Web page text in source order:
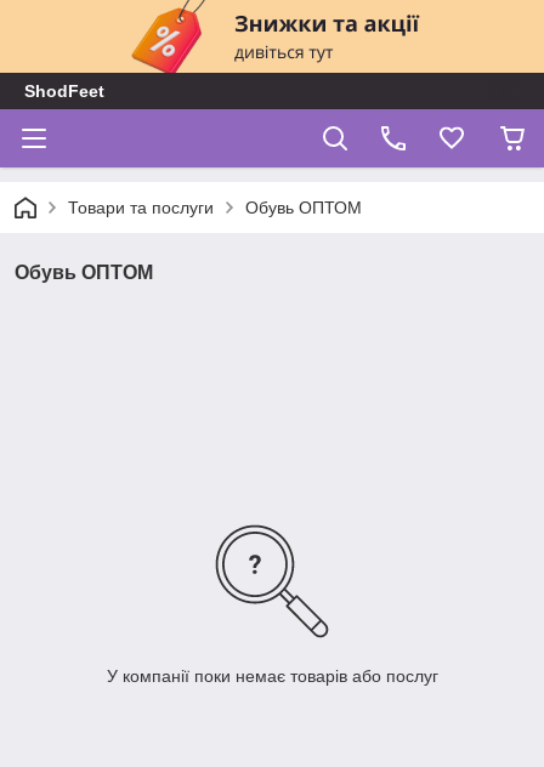
ShodFeet
Товари та послуги Обувь ОПТОМ
Обувь ОПТОМ
У компанії поки немає товарів або послуг